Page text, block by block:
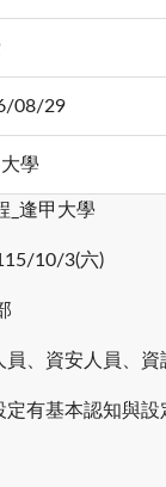
08/29
學
_逢甲大學
10/3(六)
員、資安人員、
定有基本認知與